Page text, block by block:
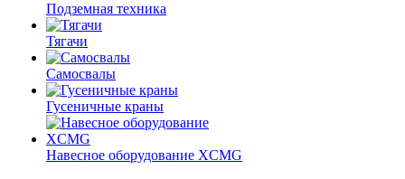
Подземная техника
Тягачи
Самосвалы
Гусеничные краны
Навесное оборудование XCMG